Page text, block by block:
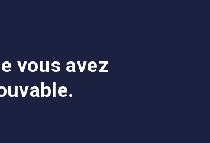
vous avez